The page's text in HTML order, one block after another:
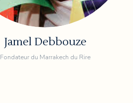
Jamel Debbouze
Fondateur du Marrakech du Rire